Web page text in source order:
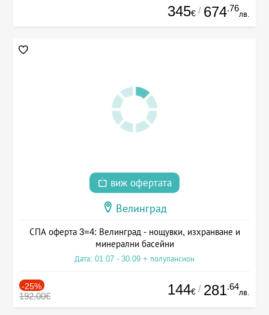
345€ / 674.76
лв.
виж офертата
Велинград
СПА оферта 3=4: Велинград - нощувки, изхранване и
минерални басейни
Дата: 01.07 - 30.09 + полупансион
-25%
192.00€ 144€ / 281.64
лв.